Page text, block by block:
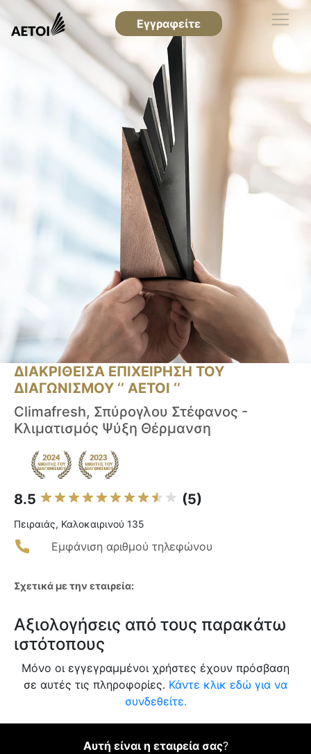
Εγγραφείτε
ΔΙΑΚΡΙΘΕΙΣΑ ΕΠΙΧΕΙΡΗΣΗ ΤΟΥ
ΔΙΑΓΩΝΙΣΜΟΥ ‘’ ΑΕΤΟΙ ‘’
Climafresh, Σπύρογλου Στέφανος -
Κλιματισμός Ψύξη Θέρμανση
8.5 (5)
Πειραιάς, Καλοκαιρινού 135
Εμφάνιση αριθμού τηλεφώνου
Σχετικά με την εταιρεία:
Αξιολογήσεις από τους παρακάτω
ιστότοπους
Μόνο οι εγγεγραμμένοι χρήστες έχουν πρόσβαση
σε αυτές τις πληροφορίες. Κάντε κλικ εδώ για να
συνδεθείτε.
Αυτή είναι η εταιρεία σας?